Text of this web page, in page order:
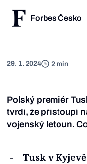
Forbes Česko
29. 1. 2024 2 min
Polský premiér
tvrdí, že přistoupí
vojenský letoun.
Tusk v